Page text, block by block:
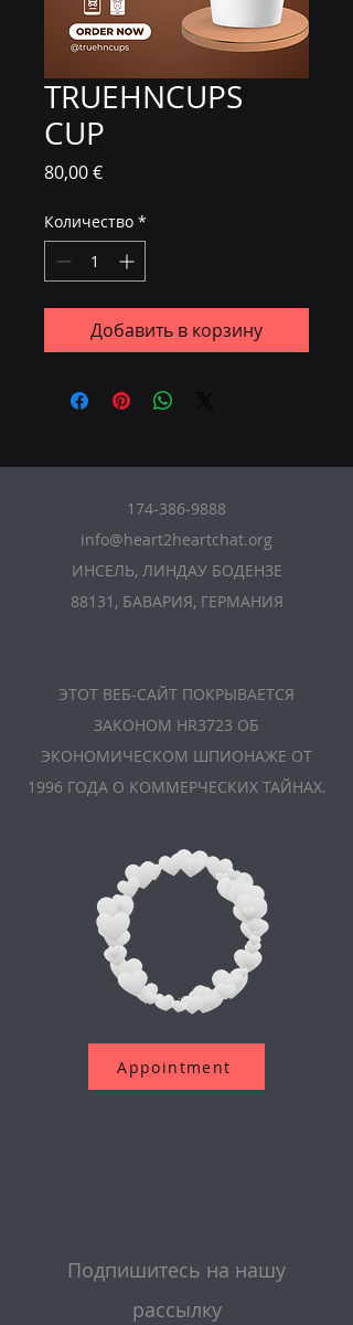
TRUEHNCUPS
CUP
80,00 €Цена
Количество *
Добавить в корзину
174-386-9888
info@heart2heartchat.org
ИНСЕЛЬ, ЛИНДАУ БОДЕНЗЕ
88131, БАВАРИЯ, ГЕРМАНИЯ
ЭТОТ ВЕБ-САЙТ ПОКРЫВАЕТСЯ
ЗАКОНОМ HR3723 ОБ
ЭКОНОМИЧЕСКОМ ШПИОНАЖЕ ОТ
1996 ГОДА О КОММЕРЧЕСКИХ ТАЙНАХ.
Appointment
Подпишитесь на нашу
рассылку